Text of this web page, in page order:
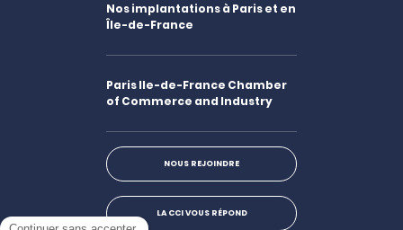
Nos implantations à Paris et en
Île-de-France
Paris Ile-de-France Chamber
of Commerce and Industry
NOUS REJOINDRE
LA CCI VOUS RÉPOND